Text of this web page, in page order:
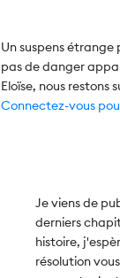
Un suspens étrange
pas de danger
Eloïse, nous restons
Connectez-vous
Je viens de
derniers
histoire,
résolution